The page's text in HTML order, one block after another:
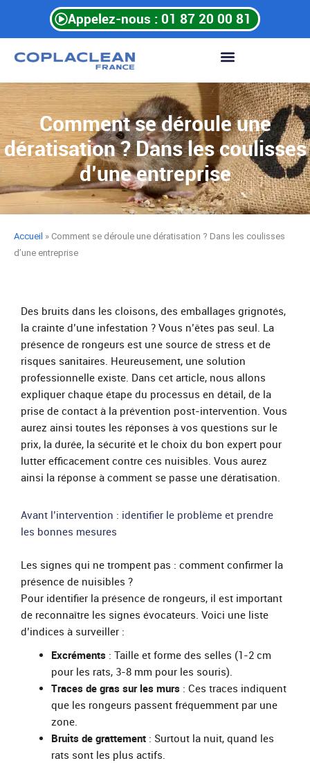
contenu
Appelez-nous : 01 87 20 00 81
Comment se déroule une
dératisation ? Dans les coulisses
d’une entreprise
Accueil » Comment se déroule une dératisation ? Dans les coulisses
d’une entreprise
Des bruits dans les cloisons, des emballages grignotés,
la crainte d’une infestation ? Vous n’êtes pas seul. La
présence de rongeurs est une source de stress et de
risques sanitaires. Heureusement, une solution
professionnelle existe. Dans cet article, nous allons
expliquer chaque étape du processus en détail, de la
prise de contact à la prévention post-intervention. Vous
aurez ainsi toutes les réponses à vos questions sur le
prix, la durée, la sécurité et le choix du bon expert pour
lutter efficacement contre ces nuisibles. Vous aurez
ainsi la réponse à comment se passe une dératisation.
Avant l’intervention : identifier le problème et prendre
les bonnes mesures
Les signes qui ne trompent pas : comment confirmer la
présence de nuisibles ?
Pour identifier la présence de rongeurs, il est important
de reconnaître les signes évocateurs. Voici une liste
d’indices à surveiller :
Excréments : Taille et forme des selles (1-2 cm
pour les rats, 3-8 mm pour les souris).
Traces de gras sur les murs : Ces traces indiquent
que les rongeurs passent fréquemment par une
zone.
Bruits de grattement: Surtout la nuit, quand les
rats sont les plus actifs.